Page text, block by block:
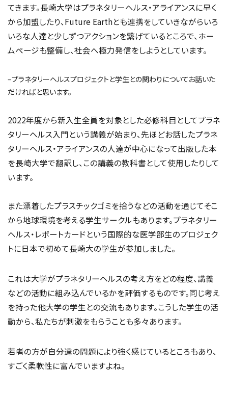
てきます。長崎大学はプラネタリーヘルス・アライアンスに早く
から加盟したり、Future Earthとも連携をしていきながらいろ
いろな人達と少しずつアクションを繋げているところで、ホー
ムページも整備し、社会へ極力発信をしようとしています。
–プラネタリーヘルスプロジェクトと学生との関わりについてお話いた
だければと思います。
2022年度から新入生全員を対象とした必修科目としてプラネ
タリーヘルス入門という講義が始まり、先ほどお話したプラネ
タリーヘルス・アライアンスの人達が中心になって出版した本
を長崎大学で翻訳し、この講義の教科書として使用したりして
います。
また漂着したプラスチックゴミを拾うなどの活動を通じてそこ
から地球環境を考える学生サークルもあります。プラネタリー
ヘルス・レポートカードという国際的な医学部生のプロジェク
トに日本で初めて長崎大の学生が参加しました。
これは大学がプラネタリーヘルスの考え方をどの程度、講義
などの活動に組み込んでいるかを評価するものです。同じ考え
を持った他大学の学生との交流もあります。こうした学生の活
動から、私たちが刺激をもらうことも多々あります。
若者の方が自分達の問題により強く感じているところもあり、
すごく柔軟性に富んでいますよね。